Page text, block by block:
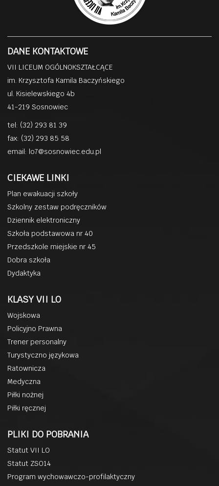
DANE KONTAKTOWE
VII LICEUM OGÓLNOKSZTAŁCĄCE
im. Krzysztofa Kamila Baczyńskiego
ul. Kisielewskiego 4b
41-219 Sosnowiec
tel: (32) 293 81 39
fax: (32) 293 85 58
email: lo7@sosnowiec.edu.pl
CIEKAWE LINKI
Plan ewakuacji szkoły
Szkolny zestaw podręczników
Dziennik elektroniczny
Szkoła podstawowa nr 40
Przedszkole miejskie nr 45
Dobra szkoła
Dydaktyka
KLASY VII LO
Wojskowa
Policyjno Prawna
Trener personalny
Turystyczno językowa
Ratownicza
Medyczna
Piłki nożnej
Piłki ręcznej
PLIKI DO POBRANIA
Statut VII LO
Statut ZSO14
Program wychowawczo-profilaktyczny